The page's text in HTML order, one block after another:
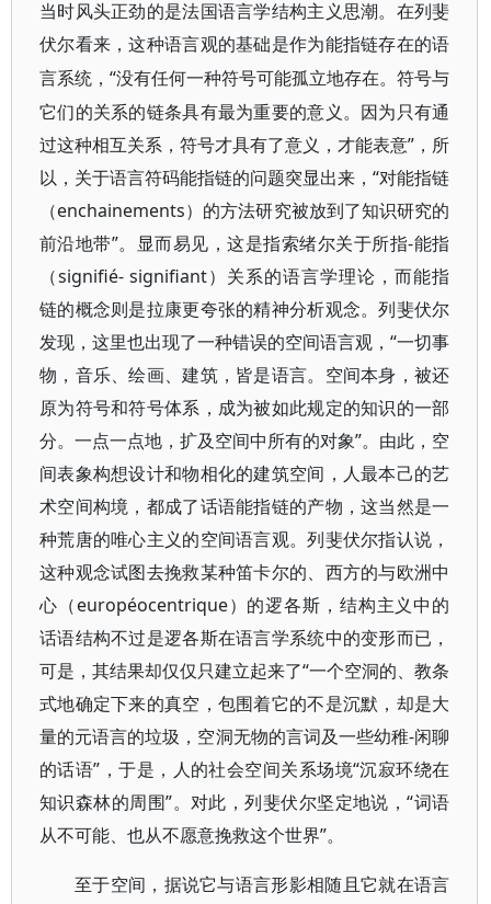
当时风头正劲的是法国语言学结构主义思潮。在列斐
伏尔看来，这种语言观的基础是作为能指链存在的语
言系统，“没有任何一种符号可能孤立地存在。符号与
它们的关系的链条具有最为重要的意义。因为只有通
过这种相互关系，符号才具有了意义，才能表意”，所
以，关于语言符码能指链的问题突显出来，“对能指链
（enchainements）的方法研究被放到了知识研究的
前沿地带”。显而易见，这是指索绪尔关于所指-能指
（signifié- signifiant）关系的语言学理论，而能指
链的概念则是拉康更夸张的精神分析观念。列斐伏尔
发现，这里也出现了一种错误的空间语言观，“一切事
物，音乐、绘画、建筑，皆是语言。空间本身，被还
原为符号和符号体系，成为被如此规定的知识的一部
分。一点一点地，扩及空间中所有的对象”。由此，空
间表象构想设计和物相化的建筑空间，人最本己的艺
术空间构境，都成了话语能指链的产物，这当然是一
种荒唐的唯心主义的空间语言观。列斐伏尔指认说，
这种观念试图去挽救某种笛卡尔的、西方的与欧洲中
心（européocentrique）的逻各斯，结构主义中的
话语结构不过是逻各斯在语言学系统中的变形而已，
可是，其结果却仅仅只建立起来了“一个空洞的、教条
式地确定下来的真空，包围着它的不是沉默，却是大
量的元语言的垃圾，空洞无物的言词及一些幼稚-闲聊
的话语”，于是，人的社会空间关系场境“沉寂环绕在
知识森林的周围”。对此，列斐伏尔坚定地说，“词语
从不可能、也从不愿意挽救这个世界”。
至于空间，据说它与语言形影相随且它就在语言